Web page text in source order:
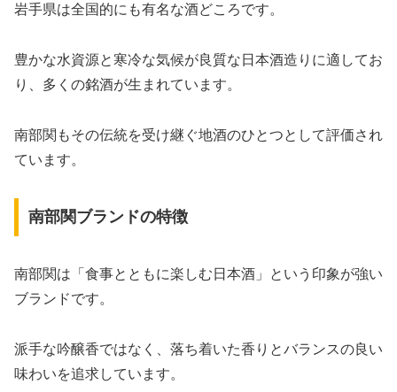
岩手県は全国的にも有名な酒どころです。
豊かな水資源と寒冷な気候が良質な日本酒造りに適してお
り、多くの銘酒が生まれています。
南部関もその伝統を受け継ぐ地酒のひとつとして評価され
ています。
南部関ブランドの特徴
南部関は「食事とともに楽しむ日本酒」という印象が強い
ブランドです。
派手な吟醸香ではなく、落ち着いた香りとバランスの良い
味わいを追求しています。